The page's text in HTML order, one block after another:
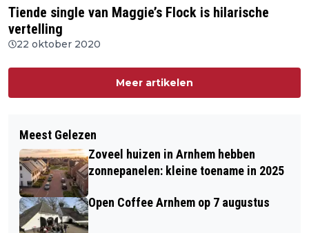
Tiende single van Maggie’s Flock is hilarische
vertelling
22 oktober 2020
Meer artikelen
Meest Gelezen
Zoveel huizen in Arnhem hebben
zonnepanelen: kleine toename in 2025
Open Coffee Arnhem op 7 augustus